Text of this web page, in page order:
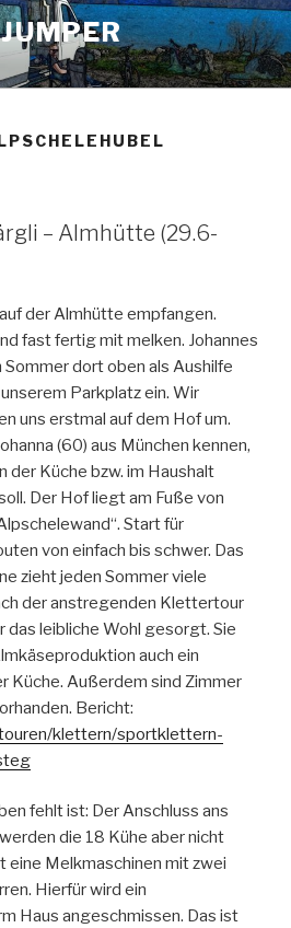
– Almhütte (29.6-
der Almhütte empfangen.
fast fertig mit melken. Johannes
Sommer dort oben als Aushilfe
Parkplatz ein. Wir
uns erstmal auf dem Hof um.
(60) aus München kennen,
der Küche bzw. im Haushalt
Der Hof liegt am Fuße von
Start für
von einfach bis schwer. Das
zieht jeden Sommer viele
der anstregenden Klettertour
das leibliche Wohl gesorgt. Sie
auch ein
Küche. Außerdem sind Zimmer
Bericht:
klettern/sportklettern-
fehlt ist: Der Anschluss ans
die 18 Kühe aber nicht
eine Melkmaschinen mit zwei
Hierfür wird ein
Haus angeschmissen. Das ist